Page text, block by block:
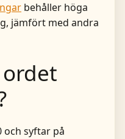
behåller höga
jämfört med andra
och syftar på